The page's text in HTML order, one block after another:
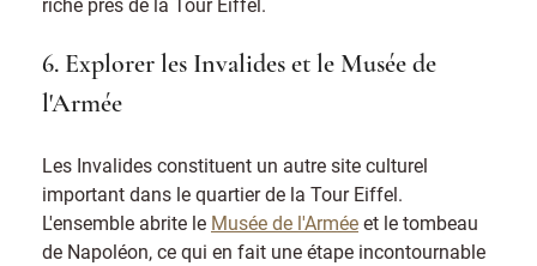
6. Explorer les Invalides et le Musée de
l'Armée
Les Invalides constituent un autre site culturel
important dans le quartier de la Tour Eiffel.
L'ensemble abrite le Musée de l'Arméeet le tombeau
de Napoléon, ce qui en fait une étape incontournable